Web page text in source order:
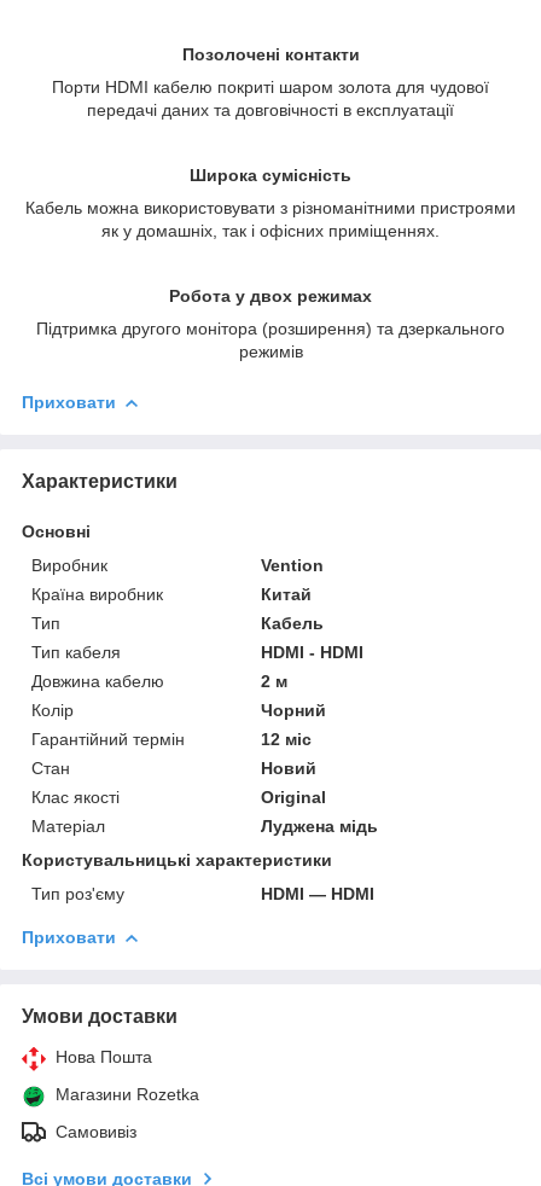
Позолочені контакти
Порти HDMI кабелю покриті шаром золота для чудової
передачі даних та довговічності в експлуатації
Широка сумісність
Кабель можна використовувати з різноманітними пристроями
як у домашніх, так і офісних приміщеннях.
Робота у двох режимах
Підтримка другого монітора (розширення) та дзеркального
режимів
Приховати
Характеристики
Основні
Виробник
Vention
Країна виробник
Китай
Тип
Кабель
Тип кабеля
HDMI - HDMI
Довжина кабелю
2 м
Колір
Чорний
Гарантійний термін
12 міс
Стан
Новий
Клас якості
Original
Матеріал
Луджена мідь
Користувальницькі характеристики
Тип роз'єму
HDMI — HDMI
Приховати
Умови доставки
Нова Пошта
Магазини Rozetka
Самовивіз
Всі умови доставки